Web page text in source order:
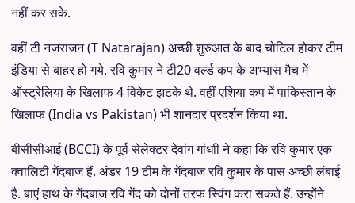
नहीं कर सके.
वहीं टी नजराजन (T Natarajan) अच्छी शुरुआत के बाद चोटिल होकर टीम
इंडिया से बाहर हो गये. रवि कुमार ने टी20 वर्ल्ड कप के अभ्यास मैच में
ऑस्ट्रेलिया के खिलाफ 4 विकेट झटके थे. वहीं एशिया कप में पाकिस्तान के
खिलाफ (India vs Pakistan) भी शानदार प्रदर्शन किया था.
बीसीसीआई (BCCI) के पूर्व सेलेक्टर देवांग गांधाी ने कहा कि रवि कुमार एक
क्वालिटी गेंदबाज हैं. अंडर 19 टीम के गेंदबाज रवि कुमार के पास अच्छी लंबाई
है. बाएं हाथ के गेंदबाज रवि गेंद को दोनों तरफ स्विंग करा सकते हैं. उन्होंने